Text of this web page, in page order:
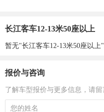
长江客车12-13米50座以上
暂无"长江客车12-13米50座以
报价与咨询
了解车型报价与更多信息，请留